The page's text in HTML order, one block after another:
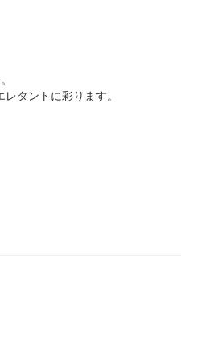
タントに彩ります。